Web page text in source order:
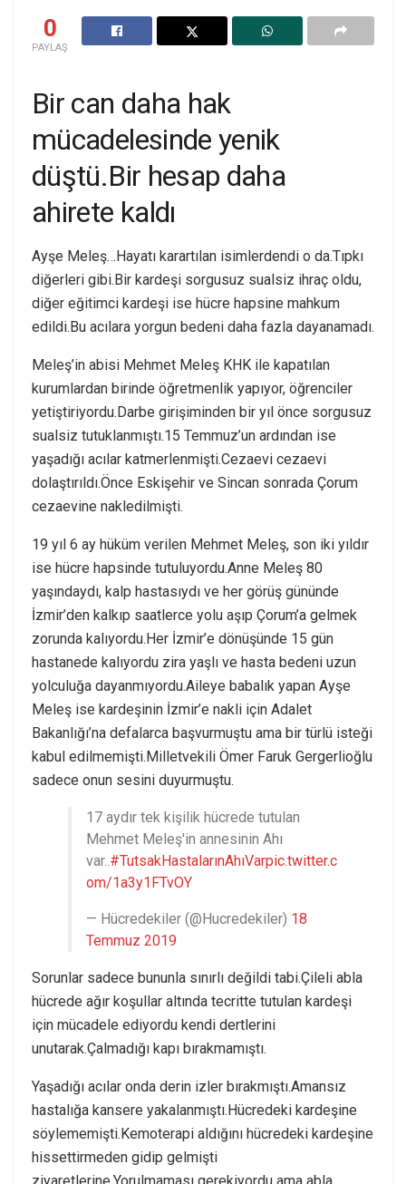
0
PAYLAŞ
Bir can daha hak
mücadelesinde yenik
düştü.Bir hesap daha
ahirete kaldı
Ayşe Meleş…Hayatı karartılan isimlerdendi o da.Tıpkı
diğerleri gibi.Bir kardeşi sorgusuz sualsiz ihraç oldu,
diğer eğitimci kardeşi ise hücre hapsine mahkum
edildi.Bu acılara yorgun bedeni daha fazla dayanamadı.
Meleş’in abisi Mehmet Meleş KHK ile kapatılan
kurumlardan birinde öğretmenlik yapıyor, öğrenciler
yetiştiriyordu.Darbe girişiminden bir yıl önce sorgusuz
sualsiz tutuklanmıştı.15 Temmuz’un ardından ise
yaşadığı acılar katmerlenmişti.Cezaevi cezaevi
dolaştırıldı.Önce Eskişehir ve Sincan sonrada Çorum
cezaevine nakledilmişti.
19 yıl 6 ay hüküm verilen Mehmet Meleş, son iki yıldır
ise hücre hapsinde tutuluyordu.Anne Meleş 80
yaşındaydı, kalp hastasıydı ve her görüş gününde
İzmir’den kalkıp saatlerce yolu aşıp Çorum’a gelmek
zorunda kalıyordu.Her İzmir’e dönüşünde 15 gün
hastanede kalıyordu zira yaşlı ve hasta bedeni uzun
yolculuğa dayanmıyordu.Aileye babalık yapan Ayşe
Meleş ise kardeşinin İzmir’e nakli için Adalet
Bakanlığı’na defalarca başvurmuştu ama bir türlü isteği
kabul edilmemişti.Milletvekili Ömer Faruk Gergerlioğlu
sadece onun sesini duyurmuştu.
17 aydır tek kişilik hücrede tutulan
Mehmet Meleş'in annesinin Ahı
var..#TutsakHastalarınAhıVarpic.twitter.c
om/1a3y1FTvOY
— Hücredekiler (@Hucredekiler) 18
Temmuz 2019
Sorunlar sadece bununla sınırlı değildi tabi.Çileli abla
hücrede ağır koşullar altında tecritte tutulan kardeşi
için mücadele ediyordu kendi dertlerini
unutarak.Çalmadığı kapı bırakmamıştı.
Yaşadığı acılar onda derin izler bırakmıştı.Amansız
hastalığa kansere yakalanmıştı.Hücredeki kardeşine
söylememişti.Kemoterapi aldığını hücredeki kardeşine
hissettirmeden gidip gelmişti